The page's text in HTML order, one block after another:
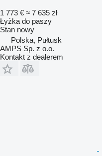
1 773 € ≈ 7 635 zł
Łyżka do paszy
Stan nowy
Polska, Pułtusk
AMPS Sp. z o.o.
Kontakt z dealerem